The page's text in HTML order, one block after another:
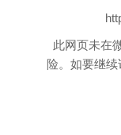
此网页未在
险。如要继续